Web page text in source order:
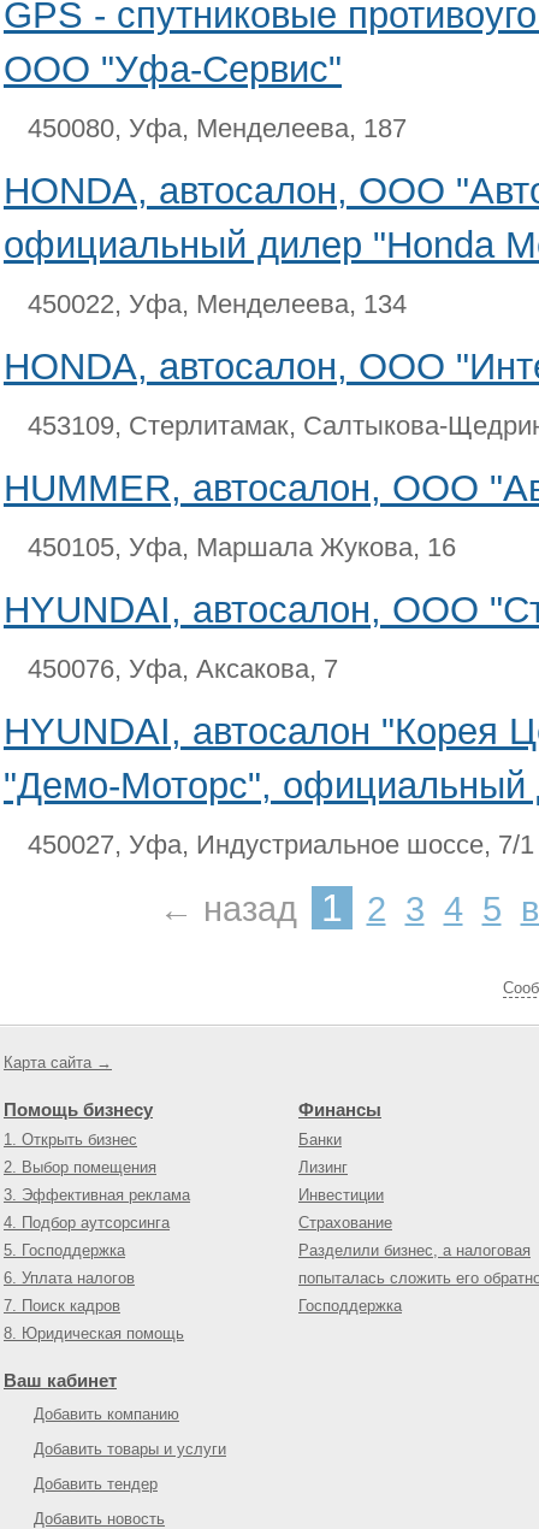
GPS - спутниковые
ООО "Уфа-Сервис"
450080, Уфа, Менделеева, 187
HONDA, автосалон, ООО
официальный дилер "Honda
450022, Уфа, Менделеева, 134
HONDA, автосалон, ООО
453109, Стерлитамак, Салтыкова-
HUMMER, автосалон, ООО
450105, Уфа, Маршала Жукова, 16
HYUNDAI, автоcалон, ООО
450076, Уфа, Аксакова, 7
HYUNDAI, автосалон "Корея
"Демо-Моторс", официальный
450027, Уфа, Индустриальное шоссе, 7/1
← назад 1 2 3 4 5
Карта сайта →
Помощь бизнесу
1. Открыть бизнес
2. Выбор помещения
3. Эффективная реклама
4. Подбор аутсорсинга
5. Господдержка
6. Уплата налогов
7. Поиск кадров
8. Юридическая помощь
Финансы
Банки
Лизинг
Инвестиции
Страхование
Разделили бизнес, а налоговая
попыталась сложить его
Господдержка
Ваш кабинет
Добавить компанию
Добавить товары и услуги
Добавить тендер
Добавить новость